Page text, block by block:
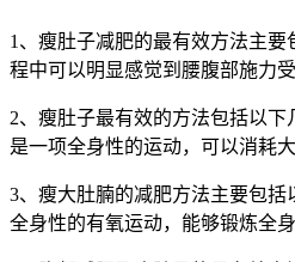
1、瘦肚子减肥的最有效方法主
程中可以明显感觉到腰腹部施力
2、瘦肚子最有效的方法包括以
是一项全身性的运动，可以消耗
3、瘦大肚腩的减肥方法主要包
全身性的有氧运动，能够锻炼全